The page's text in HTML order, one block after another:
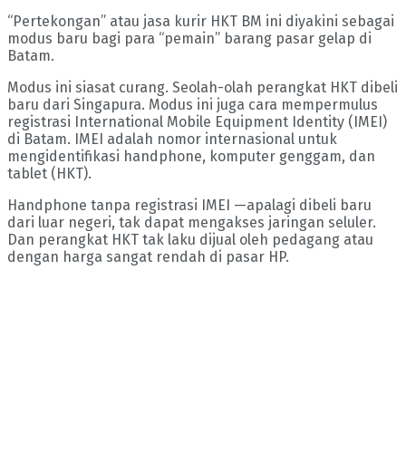
“Pertekongan” atau jasa kurir HKT BM ini diyakini sebagai
modus baru bagi para “pemain” barang pasar gelap di
Batam.
Modus ini siasat curang. Seolah-olah perangkat HKT dibeli
baru dari Singapura. Modus ini juga cara mempermulus
registrasi International Mobile Equipment Identity (IMEI)
di Batam. IMEI adalah nomor internasional untuk
mengidentifikasi handphone, komputer genggam, dan
tablet (HKT).
Handphone tanpa registrasi IMEI —apalagi dibeli baru
dari luar negeri, tak dapat mengakses jaringan seluler.
Dan perangkat HKT tak laku dijual oleh pedagang atau
dengan harga sangat rendah di pasar HP.